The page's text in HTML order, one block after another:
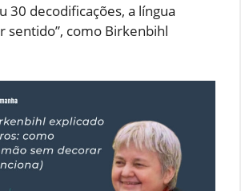
30 decodificações, a língua
sentido”, como Birkenbihl